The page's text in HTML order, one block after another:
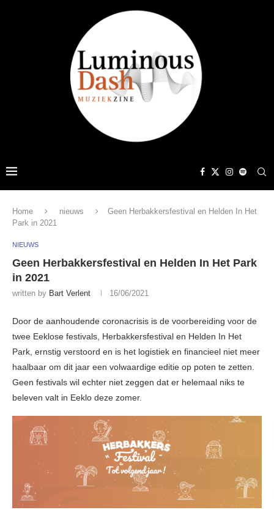
Home nieuws
Geen Herbakkersfestival en Helden In Het
Park in 2021
NIEUWS
Geen Herbakkersfestival en Helden In Het Park
in 2021
written by Bart Verlent 16/06/2021
Door de aanhoudende coronacrisis is de voorbereiding voor de
twee Eeklose festivals, Herbakkersfestival en Helden In Het
Park, ernstig verstoord en is het logistiek en financieel niet meer
haalbaar om dit jaar een volwaardige editie op poten te zetten.
Geen festivals wil echter niet zeggen dat er helemaal niks te
beleven valt in Eeklo deze zomer.